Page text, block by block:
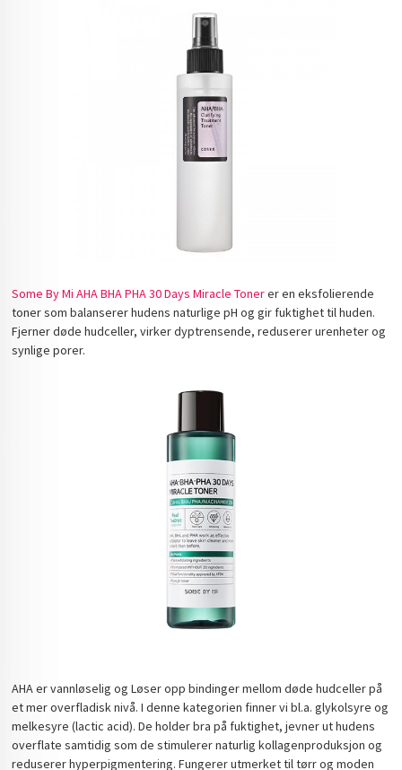
Some By Mi AHA BHA PHA 30 Days Miracle Tonerer en eksfolierende
toner som balanserer hudens naturlige pH og gir fuktighet til huden.
Fjerner døde hudceller, virker dyptrensende, reduserer urenheter og
synlige porer.
AHA er vannløselig og Løser opp bindinger mellom døde hudceller på
et mer overfladisk nivå. I denne kategorien finner vi bl.a. glykolsyre og
melkesyre (lactic acid). De holder bra på fuktighet, jevner ut hudens
overflate samtidig som de stimulerer naturlig kollagenproduksjon og
reduserer hyperpigmentering. Fungerer utmerket til tørr og moden